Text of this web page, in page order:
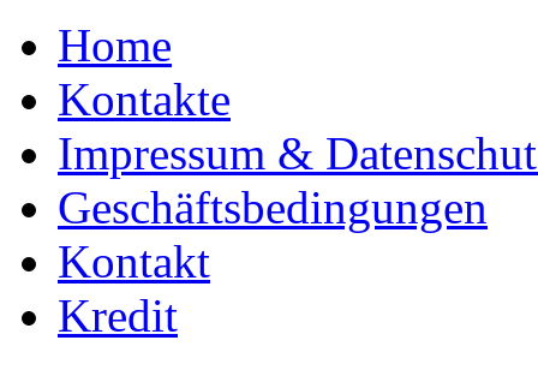
Home
Kontakte
Impressum &
Geschäftsbedingungen
Kontakt
Kredit